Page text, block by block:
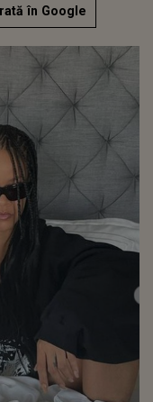
în Google